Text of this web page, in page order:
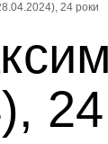
24 роки